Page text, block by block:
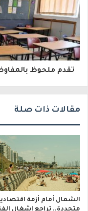
ك
ت
ر
و
تقدم ملحوظ
مقالات ذات صلة
الشمال أمام أزمة
متجددة.. تراجع إشغال